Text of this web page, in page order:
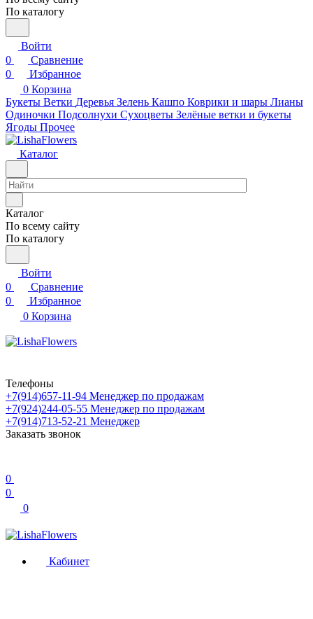
По каталогу
Войти
0
Сравнение
0
Избранное
0 Корзина
Букеты Ветки Деревья Зелень Кашпо Коврики и шары Лианы
Одиночки Подсолнухи Сухоцветы Зелёные ветки и букеты
Ягоды Прочее
Каталог
Каталог
По всему сайту
По каталогу
Войти
0
Сравнение
0
Избранное
0 Корзина
Телефоны
+7(914)657-11-94 Менеджер по продажам
+7(924)244-05-55 Менеджер по продажам
+7(914)713-52-21 Менеджер
Заказать звонок
0
0
0
Кабинет